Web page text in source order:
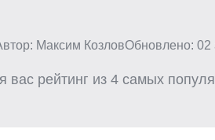
Максим КозловОбновлено: 02
вас рейтинг из 4 самых